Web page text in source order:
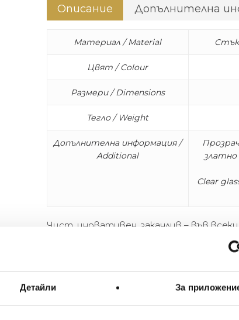
Детайли За
Описание Допълнителна
Материал / Material
Цвят / Colour
Размери / Dimensions
Тегло / Weight
Допълнителна информация /
Additional
Clear
Чист, иновативен, закачлив – във
се виждат холандските корени. И
правят нашите продукти подходящи
навсякъде по света. Независимо дали
във вашия собствен дом. Ние
концепция за пространства и ви